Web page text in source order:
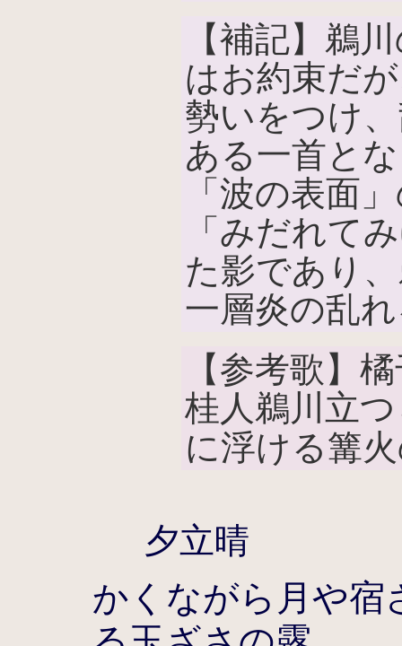
【補記】鵜
はお約束だ
勢いをつけ
ある一首と
「波の表面
「みだれて
た影であり
一層炎の乱
【参考歌】
桂人鵜川立
に浮ける篝
夕立晴
かくながら月や宿